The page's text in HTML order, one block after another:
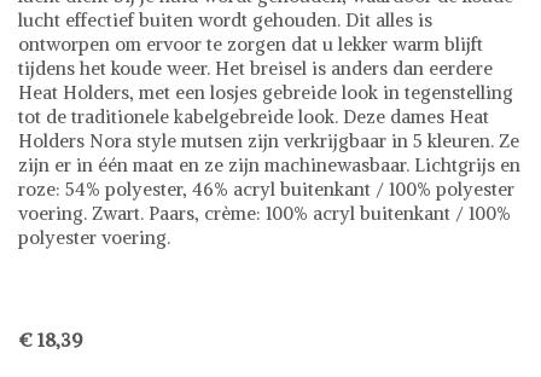
lucht effectief buiten wordt gehouden. Dit alles is
ontworpen om ervoor te zorgen dat u lekker warm blijft
tijdens het koude weer. Het breisel is anders dan eerdere
Heat Holders, met een losjes gebreide look in tegenstelling
tot de traditionele kabelgebreide look. Deze dames Heat
Holders Nora style mutsen zijn verkrijgbaar in 5 kleuren. Ze
zijn er in één maat en ze zijn machinewasbaar. Lichtgrijs en
roze: 54% polyester, 46% acryl buitenkant / 100% polyester
voering. Zwart. Paars, crème: 100% acryl buitenkant / 100%
polyester voering.
€ 18,39